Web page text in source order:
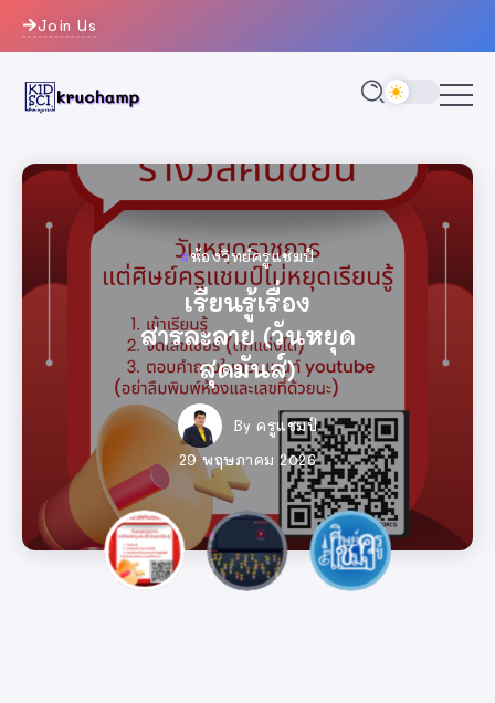
Join Us
วงการครู
เกมสุ่มเลขที่
นักเรียน
ครูแชมป์
26 มิถุนายน 2026
ครูแชมป์
ทำเนียบศิษย์ครู
แชมป์ ปีการศึกษา
2569
By ครูแชมป์
14 มิถุนายน 2026
ห้องวิทย์ครูแชมป์
เรียนรู้เรื่อง
สารละลาย (วันหยุด
สุดมันส์)
By ครูแชมป์
29 พฤษภาคม 2026
วงการครู
เกมสุ่มเลขที่
นักเรียน
ครูแชมป์
26 มิถุนายน 2026
ครูแชมป์
ทำเนียบศิษย์ครู
แชมป์ ปีการศึกษา
2569
By ครูแชมป์
14 มิถุนายน 2026
ห้องวิทย์ครูแชมป์
เรียนรู้เรื่อง
สารละลาย (วันหยุด
สุดมันส์)
By ครูแชมป์
29 พฤษภาคม 2026
วงการครู
เกมสุ่มเลขที่
นักเรียน
ครูแชมป์
26 มิถุนายน 2026
ครูแชมป์
ทำเนียบศิษย์ครู
แชมป์ ปีการศึกษา
2569
By
ครูแชมป์
14 มิถุนายน 2026
ห้องวิทย์ครูแชมป์
เรียนรู้เรื่อง
สารละลาย (วันหยุด
สุดมันส์)
By
ครูแชมป์
29 พฤษภาคม 2026